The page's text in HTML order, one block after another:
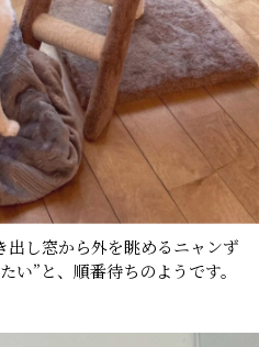
し窓から外を眺めるニャンず
い”と、順番待ちのようです。